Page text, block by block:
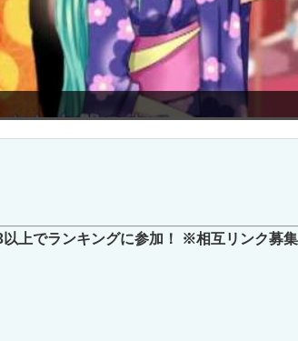
ンチラ見せてもらった～
上でランキングに参加！ ※相互リンク募